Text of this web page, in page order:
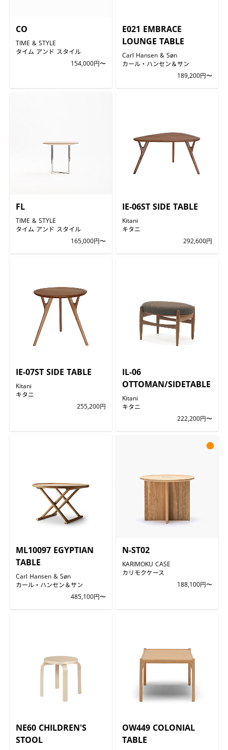
CO
TIME & STYLE
タイム アンド スタイル
154,000円〜
E021 EMBRACE
LOUNGE TABLE
Carl Hansen & Søn
カール・ハンセン＆サン
189,200円〜
FL
TIME & STYLE
タイム アンド スタイル
165,000円〜
IE-06ST SIDE TABLE
Kitani
キタニ
292,600円
IE-07ST SIDE TABLE
Kitani
キタニ
255,200円
IL-06
OTTOMAN/SIDETABLE
Kitani
キタニ
222,200円〜
ML10097 EGYPTIAN
TABLE
Carl Hansen & Søn
カール・ハンセン＆サン
485,100円〜
N-ST02
KARIMOKU CASE
カリモクケース
188,100円〜
●
NE60 CHILDREN'S
STOOL
OW449 COLONIAL
TABLE